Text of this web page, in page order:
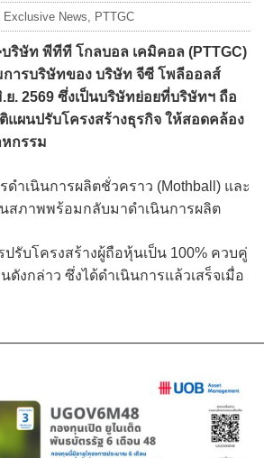
Exclusive News PTTGC
บริษัท พีทีที โกลบอล เคมิคอล (PTTGC)
การบริษัทของ บริษัท จีซี โพลีออลส์
ย. 2569 ซึ่งเป็นบริษัทย่อยที่บริษัทฯ ถือ
แผนปรับโครงสร้างธุรกิจ ให้สอดคล้อง
กรรม
ดำเนินการผลิตชั่วคราว (Mothball) และ
สภาพพร้อมกลับมาดำเนินการผลิต
รับโครงสร้างผู้ถือหุ้นเป็น 100% ควบคู่
ดังกล่าว ซึ่งได้ดำเนินการแล้วเสร็จเมื่อ